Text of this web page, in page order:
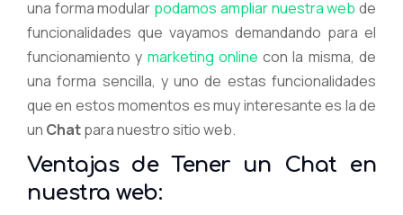
una forma modular podamos ampliar nuestra web de
funcionalidades que vayamos demandando para el
funcionamiento y marketing online con la misma, de
una forma sencilla, y uno de estas funcionalidades
que en estos momentos es muy interesante es la de
un Chatpara nuestro sitio web.
Ventajas de Tener un Chat en
nuestra web: